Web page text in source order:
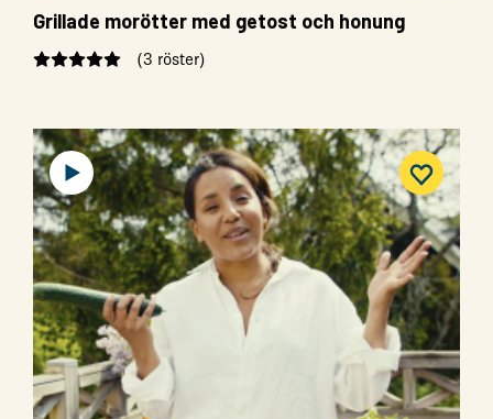
Grillade morötter med getost och honung
(3 röster)